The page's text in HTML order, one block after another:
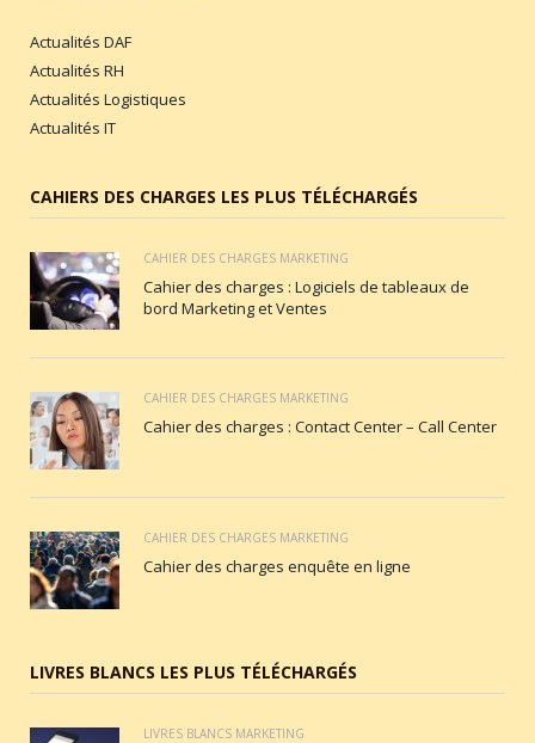
Actualités DAF
Actualités RH
Actualités Logistiques
Actualités IT
CAHIERS DES CHARGES LES PLUS TÉLÉCHARGÉS
CAHIER DES CHARGES MARKETING
Cahier des charges : Logiciels de tableaux de
bord Marketing et Ventes
CAHIER DES CHARGES MARKETING
Cahier des charges : Contact Center – Call Center
CAHIER DES CHARGES MARKETING
Cahier des charges enquête en ligne
LIVRES BLANCS LES PLUS TÉLÉCHARGÉS
LIVRES BLANCS MARKETING